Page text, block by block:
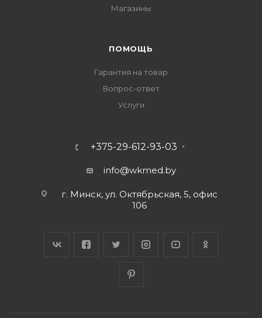
Магазины
ПОМОЩЬ
Гарантия на товар
Вопрос-ответ
Услуги
+375-29-612-93-03
info@wkmed.by
г. Минск, ул. Октябрьская, 5, офис
106